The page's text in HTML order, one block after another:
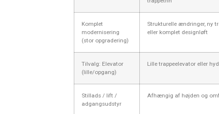
Komplet
modernisering
(stor opgradering)
Strukturelle ændringer, ny
eller komplet designløft
Tilvalg: Elevator
(lille/opgang)
Lille trappeelevator eller
Stillads / lift /
adgangsudstyr
Afhængig af højden og